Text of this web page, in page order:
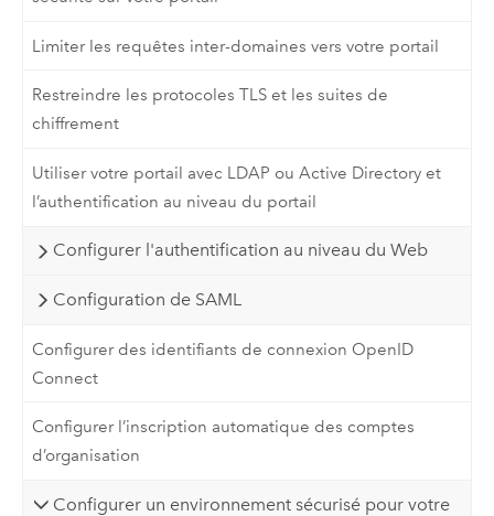
Limiter les requêtes inter-domaines vers votre portail
Restreindre les protocoles TLS et les suites de
chiffrement
Utiliser votre portail avec LDAP ou Active Directory et
l’authentification au niveau du portail
Configurer l'authentification au niveau du Web
Configuration de SAML
Configurer des identifiants de connexion OpenID
Connect
Configurer l’inscription automatique des comptes
d’organisation
Configurer un environnement sécurisé pour votre